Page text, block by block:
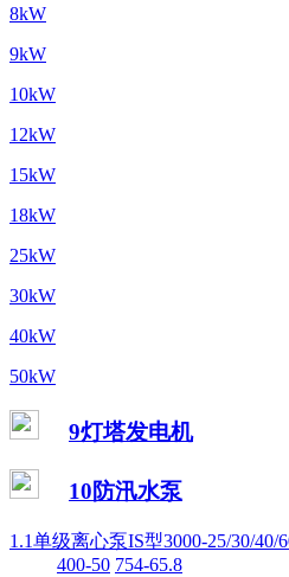
8kW
9kW
10kW
12kW
15kW
18kW
25kW
30kW
40kW
50kW
9灯塔发电机
10防汛水泵
1.1单级离心泵IS型3000-25/30/40/
400-50 754-65.8